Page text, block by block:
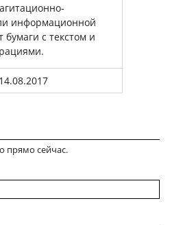
информационной
бумаги с текстом и
14.08.2017
прямо сейчас.